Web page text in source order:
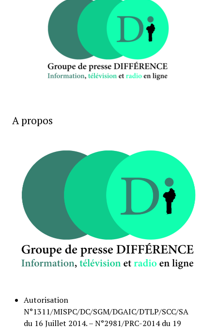
A propos
Autorisation
N°1311/MISPC/DC/SGM/DGAIC/DTLP/SCC/SA
du 16 Juillet 2014. – N°2981/PRC-2014 du 19